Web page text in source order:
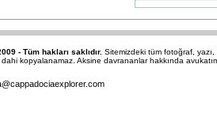
- Tüm hakları saklıdır. Sitemizdeki tüm fotoğraf,
kopyalanamaz. Aksine davrananlar hakkında